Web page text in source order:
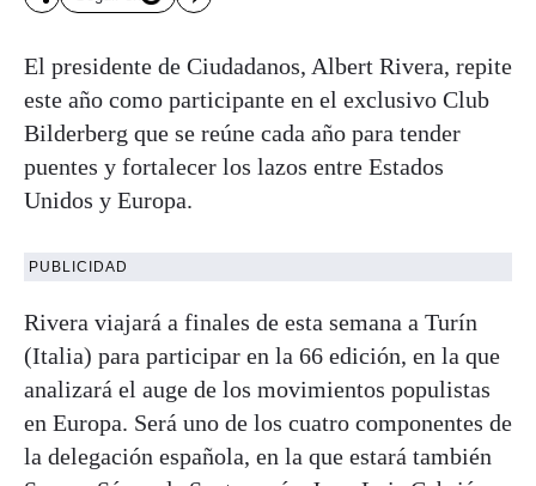
El presidente de Ciudadanos, Albert Rivera, repite
este año como participante en el exclusivo Club
Bilderberg que se reúne cada año para tender
puentes y fortalecer los lazos entre Estados
Unidos y Europa.
PUBLICIDAD
Rivera viajará a finales de esta semana a Turín
(Italia) para participar en la 66 edición, en la que
analizará el auge de los movimientos populistas
en Europa. Será uno de los cuatro componentes de
la delegación española, en la que estará también